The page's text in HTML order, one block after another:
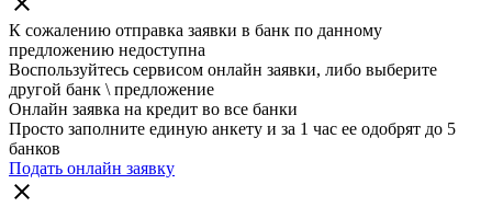
К сожалению отправка заявки в банк по данному
предложению недоступна
Воспользуйтесь сервисом онлайн заявки, либо выберите
другой банк \ предложение
Онлайн заявка на кредит во все банки
Просто заполните единую анкету и за 1 час ее одобрят до 5
банков
Подать онлайн заявку
close